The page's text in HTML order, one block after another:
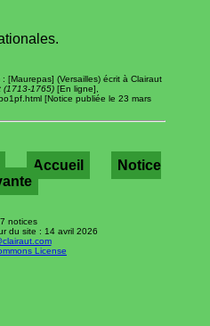
[Maurepas] (Versailles) écrit à Clairaut
(1713-1765) [En ligne],
[Notice publiée le 23 mars
Accueil
Notice
notices
du site : 14 avril 2026
License